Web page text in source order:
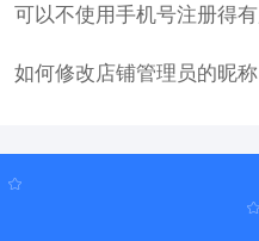
可以不使用手机号注册得
如何修改店铺管理员的昵称